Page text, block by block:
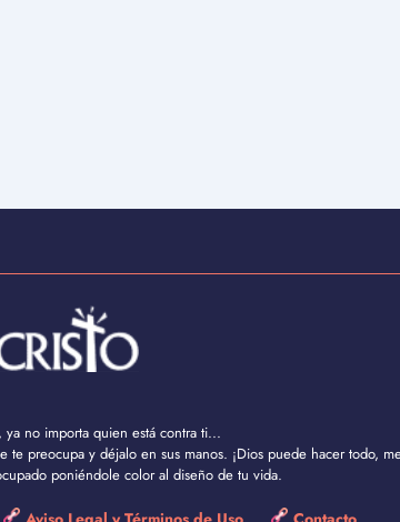
no importa quien está contra ti...
preocupa y déjalo en sus manos. ¡Dios puede hacer todo,
poniéndole color al diseño de tu vida.